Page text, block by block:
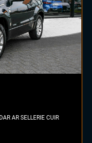
AR SELLERIE CUIR